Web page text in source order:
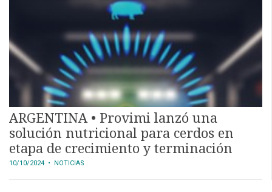
ARGENTINA • Provimi lanzó una
solución nutricional para cerdos en
etapa de crecimiento y terminación
10/10/2024 • NOTICIAS